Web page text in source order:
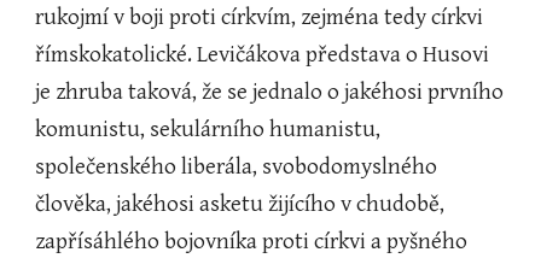
rukojmí v boji proti církvím, zejména tedy církvi
římskokatolické. Levičákova představa o Husovi
je zhruba taková, že se jednalo o jakéhosi prvního
komunistu, sekulárního humanistu,
společenského liberála, svobodomyslného
člověka, jakéhosi asketu žijícího v chudobě,
zapřísáhlého bojovníka proti církvi a pyšného